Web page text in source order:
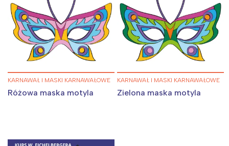
KARNAWAŁ I MASKI KARNAWAŁOWE
Różowa maska motyla
KARNAWAŁ I MASKI KARNAWAŁOWE
Zielona maska motyla